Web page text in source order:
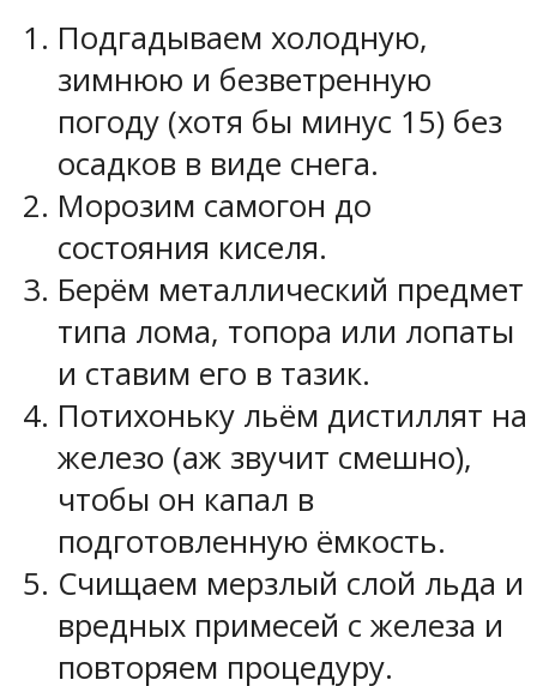
Подгадываем холодную,
зимнюю и безветренную
погоду (хотя бы минус 15) без
осадков в виде снега.
Морозим самогон до
состояния киселя.
Берём металлический предмет
типа лома, топора или лопаты
и ставим его в тазик.
Потихоньку льём дистиллят на
железо (аж звучит смешно),
чтобы он капал в
подготовленную ёмкость.
Счищаем мерзлый слой льда и
вредных примесей с железа и
повторяем процедуру.